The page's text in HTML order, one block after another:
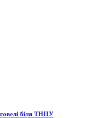
біля ТНПУ